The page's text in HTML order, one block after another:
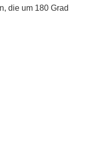
die um 180 Grad